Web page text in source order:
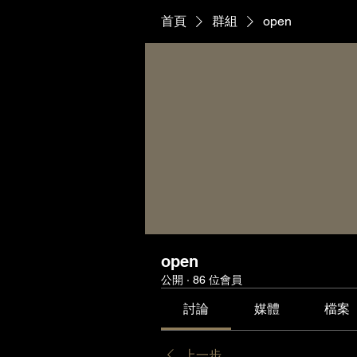
首頁 群組 open
open
公開 · 86 位會員
討論 媒體 檔案